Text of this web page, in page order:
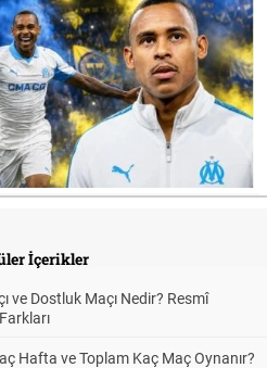
İçerikler
ve Dostluk Maçı Nedir? Resmî
Hafta ve Toplam Kaç Maç Oynanır?